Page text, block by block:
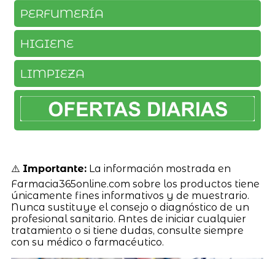
PERFUMERÍA
HIGIENE
LIMPIEZA
⚠️ Importante:La información mostrada en
Farmacia365online.com sobre los productos tiene
únicamente fines informativos y de muestrario.
Nunca sustituye el consejo o diagnóstico de un
profesional sanitario. Antes de iniciar cualquier
tratamiento o si tiene dudas, consulte siempre
con su médico o farmacéutico.